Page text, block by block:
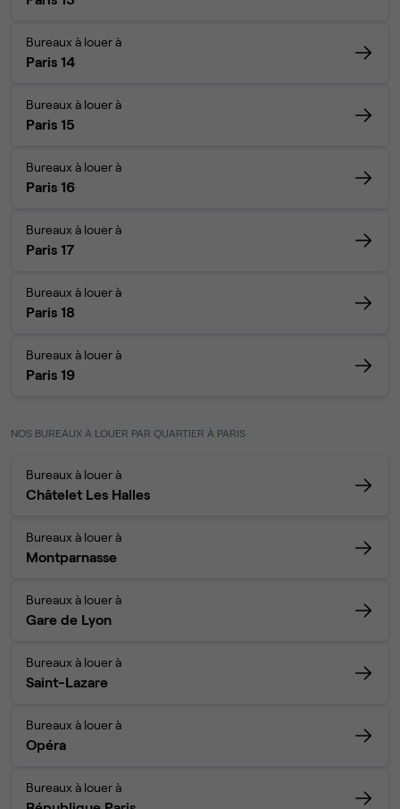
Bureaux à louer à
Paris 14
Bureaux à louer à
Paris 15
Bureaux à louer à
Paris 16
Bureaux à louer à
Paris 17
Bureaux à louer à
Paris 18
Bureaux à louer à
Paris 19
NOS BUREAUX À LOUER PAR QUARTIER À PARIS
Bureaux à louer à
Châtelet Les Halles
Bureaux à louer à
Montparnasse
Bureaux à louer à
Gare de Lyon
Bureaux à louer à
Saint-Lazare
Bureaux à louer à
Opéra
Bureaux à louer à